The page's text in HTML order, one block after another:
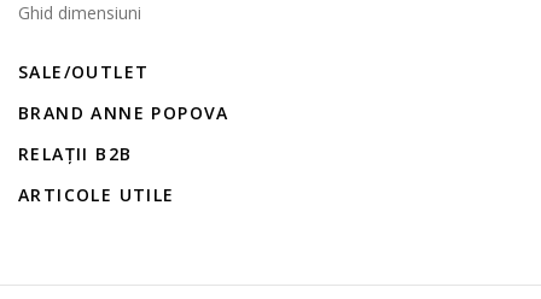
Ghid dimensiuni
SALE/OUTLET
BRAND ANNE POPOVA
RELAȚII B2B
ARTICOLE UTILE